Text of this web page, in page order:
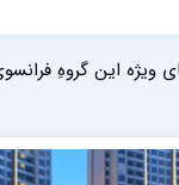
ویژه این گروهِ